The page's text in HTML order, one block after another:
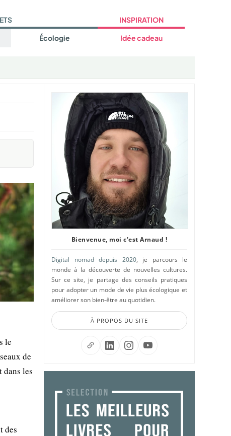
Écologie
INSPIRATION
Idée cadeau
le
de
dans les
des
Bienvenue, moi c'est Arnaud !
Digital nomad depuis 2020, je parcours le
monde à la découverte de nouvelles cultures.
Sur ce site, je partage des conseils pratiques
pour adopter un mode de vie plus écologique et
améliorer son bien-être au quotidien.
À PROPOS DU SITE